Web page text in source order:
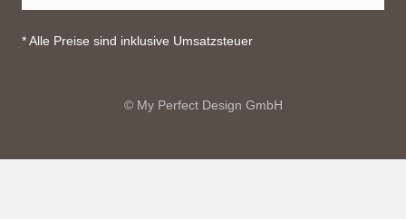
* Alle Preise sind inklusive Umsatzsteuer
© My Perfect Design GmbH